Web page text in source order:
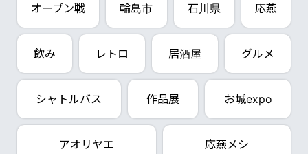
オープン戦 輪島市 石川県 応燕
飲み レトロ 居酒屋 グルメ
シャトルバス 作品展 お城expo
アオリヤエ 応燕メシ